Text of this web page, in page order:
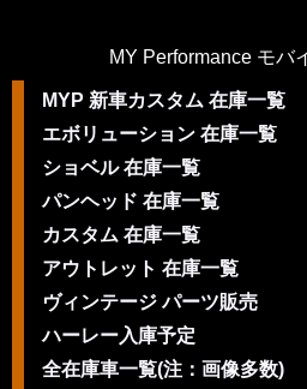
MY Performance モバ
MYP 新車カスタム 在庫一覧
エボリューション 在庫一覧
ショベル 在庫一覧
パンヘッド 在庫一覧
カスタム 在庫一覧
アウトレット 在庫一覧
ヴィンテージ パーツ販売
ハーレー入庫予定
全在庫車一覧(注：画像多数)